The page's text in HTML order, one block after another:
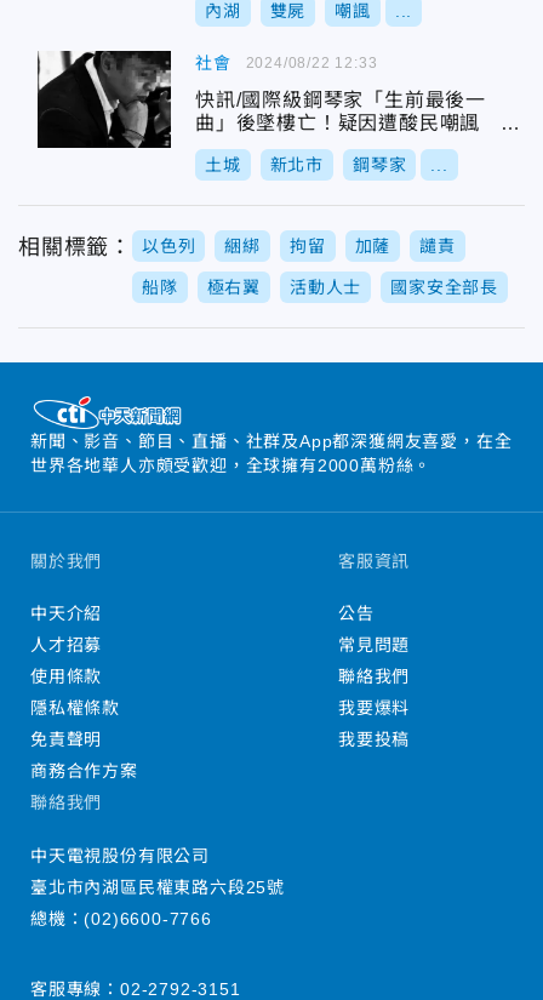
內湖 雙屍 嘲諷
社會
快訊/國際級鋼琴家「生前最後一
曲」後墜樓亡！疑因遭酸民嘲諷
警：已截圖
土城 新北市 鋼琴家
2024/08/22 12:33
相關標籤： 以色列 綑綁 拘留 加薩 譴責
船隊 極右翼 活動人士 國家安全部長
新聞、影音、節目、直播、社群及App都深獲網友喜愛，在全
世界各地華人亦頗受歡迎，全球擁有2000萬粉絲。
關於我們
中天介紹
人才招募
使用條款
隱私權條款
免責聲明
商務合作方案
客服資訊
公告
常見問題
聯絡我們
我要爆料
我要投稿
聯絡我們
中天電視股份有限公司
臺北市內湖區民權東路六段25號
總機：(02)6600-7766
客服專線： 02-2792-3151